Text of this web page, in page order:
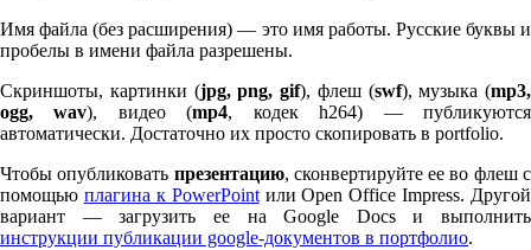
Имя файла (без расширения) — это имя работы. Русские буквы и
пробелы в имени файла разрешены.
Скриншоты, картинки (jpg, png, gif), флеш (swf), музыка (mp3,
ogg, wav), видео (mp4, кодек h264) — публикуются
автоматически. Достаточно их просто скопировать в port­fo­lio.
Чтобы опубликовать презентацию, сконвертируйте ее во флеш с
помощью плагина к Pow­er­Pointили Open Office Impress. Другой
вариант — загрузить ее на Google Docs и выполнить
инструкции публикации google-документов в портфолио.